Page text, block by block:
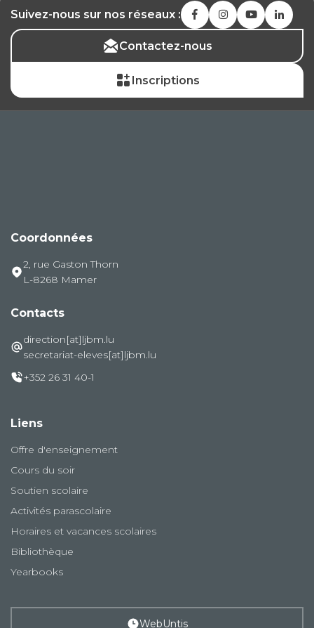
Suivez-nous sur nos réseaux :
Contactez-nous
Inscriptions
Coordonnées
2, rue Gaston Thorn
L-8268 Mamer
Contacts
direction[at]ljbm.lu
secretariat-eleves[at]ljbm.lu
+352 26 31 40-1
Liens
Offre d'enseignement
Cours du soir
Soutien scolaire
Activités parascolaire
Horaires et vacances scolaires
Bibliothèque
Yearbooks
WebUntis